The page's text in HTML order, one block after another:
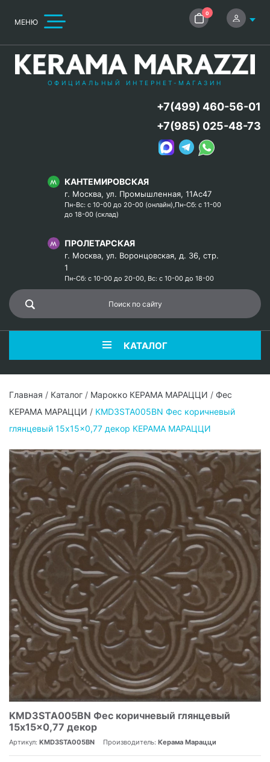
МЕНЮ
0
ОФИЦИАЛЬНЫЙ ИНТЕРНЕТ-МАГАЗИН
КАНТЕМИРОВСКАЯ
г. Москва, ул. Промышленная, 11Ас47
Пн-Вс: с 10-00 до 20-00 (онлайн),Пн-Сб: с 11-00
до 18-00 (склад)
ПРОЛЕТАРСКАЯ
г. Москва, ул. Воронцовская, д. 36, стр.
1
Пн-Сб: с 10-00 до 20-00, Вс: с 10-00 до 18-00
+7(499) 460-56-01
+7(985) 025-48-73
КАТАЛОГ
Главная / Каталог / Марокко КЕРАМА МАРАЦЦИ / Фес
КЕРАМА МАРАЦЦИ / KMD3STA005BN Фес коричневый
глянцевый 15x15x0,77 декор КЕРАМА МАРАЦЦИ
KMD3STA005BN Фес коричневый глянцевый
15x15x0,77 декор
Артикул: KMD3STA005BN Производитель: Керама Марацци